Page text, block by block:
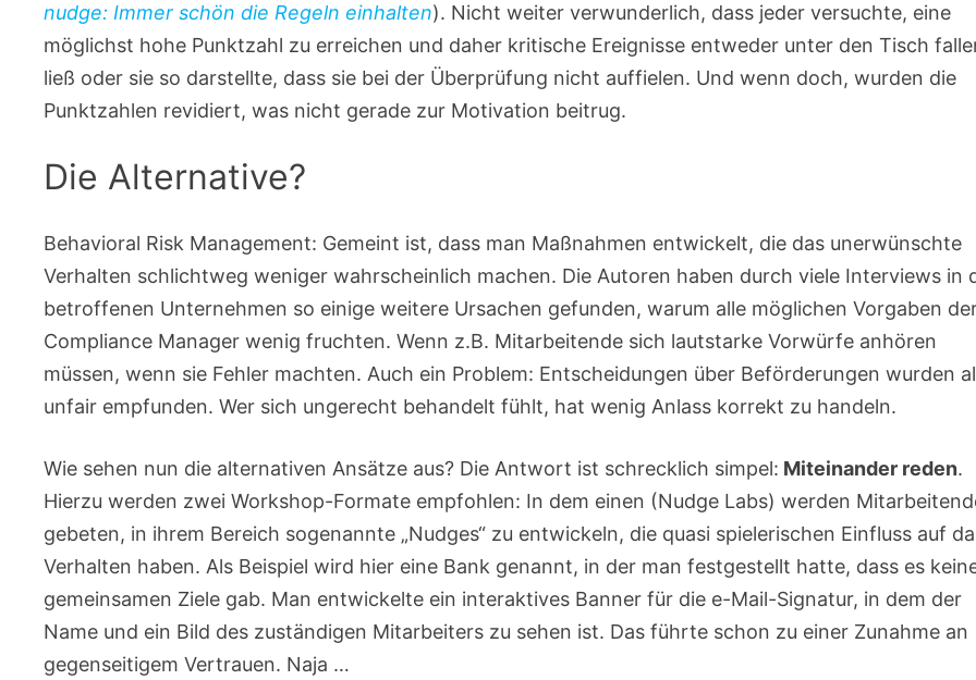
nudge: Immer schön die Regeln einhalten). Nicht weiter verwunderlich, dass jeder versuchte, eine
möglichst hohe Punktzahl zu erreichen und daher kritische Ereignisse entweder unter den Tisch
ließ oder sie so darstellte, dass sie bei der Überprüfung nicht auffielen. Und wenn doch, wurden die
Punktzahlen revidiert, was nicht gerade zur Motivation beitrug.
Die Alternative?
Behavioral Risk Management: Gemeint ist, dass man Maßnahmen entwickelt, die das unerwünschte
Verhalten schlichtweg weniger wahrscheinlich machen. Die Autoren haben durch viele Interviews in
betroffenen Unternehmen so einige weitere Ursachen gefunden, warum alle möglichen Vorgaben
Compliance Manager wenig fruchten. Wenn z.B. Mitarbeitende sich lautstarke Vorwürfe anhören
müssen, wenn sie Fehler machten. Auch ein Problem: Entscheidungen über Beförderungen wurden
unfair empfunden. Wer sich ungerecht behandelt fühlt, hat wenig Anlass korrekt zu handeln.
Wie sehen nun die alternativen Ansätze aus? Die Antwort ist schrecklich simpel: Miteinander reden.
Hierzu werden zwei Workshop-Formate empfohlen: In dem einen (Nudge Labs) werden
gebeten, in ihrem Bereich sogenannte „Nudges“ zu entwickeln, die quasi spielerischen Einfluss auf
Verhalten haben. Als Beispiel wird hier eine Bank genannt, in der man festgestellt hatte, dass es
gemeinsamen Ziele gab. Man entwickelte ein interaktives Banner für die e-Mail-Signatur, in dem der
Name und ein Bild des zuständigen Mitarbeiters zu sehen ist. Das führte schon zu einer Zunahme an
gegenseitigem Vertrauen. Naja …